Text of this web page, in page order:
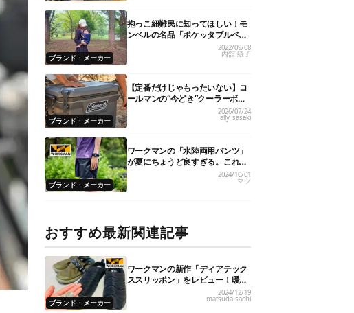
ブランド・メーカー
抱っこ紐難民に知ってほしい！モ
ンベルの名品「ポケッタブルベビ
ーキャリア」が全パパママにおす
2022/09/08
内舘 綾子
ブランド・メーカー
【定番だけじゃもったいない】コ
ールマンの“今どき”クーラーボッ
クス7選！
2026/07/24
ally_sasaki
ブランド・メーカー
ワークマンの「水陸両用パンツ」
が夏にちょうど良すぎる。これで
1,900円ってどゆこと…
2024/10/01
マツ
おすすめ最新関連記事
ブランド・メーカー
ワークマンの新作「ディアテック
ススリッポン」をレビュー！暖か
2024/12/19
matsuda sachi